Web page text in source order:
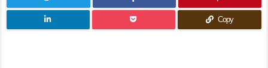
Copy